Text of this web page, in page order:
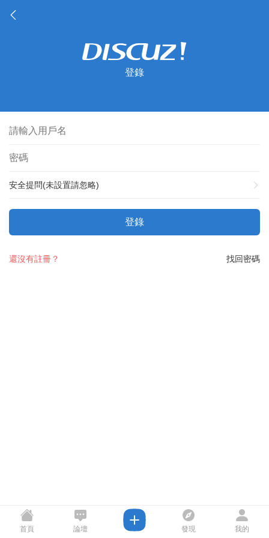
登錄
安全提問(未設置請忽略)
登錄
找回密碼
還沒有註冊？
首頁 論壇 發現 我的